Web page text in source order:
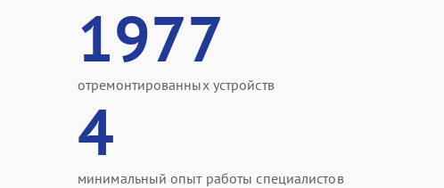
1977
отремонтированных устройств
4
минимальный опыт работы специалистов